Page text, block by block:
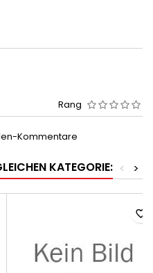
Rang
Kommentare
KATEGORIE: >
<
favorite_border